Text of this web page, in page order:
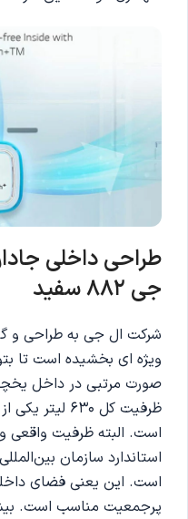
طراحی داخلی
جی 882 سفید
شرکت ال جی به طراحی و
ویژه ای بخشیده است تا
صورت مرتبی در داخل
ظرفیت کل 630
است. البته ظرفیت واقعی
است. این یعنی فضای
پرجمعیت مناسب است.